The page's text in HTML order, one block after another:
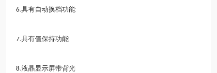
6.具有自动换档功能
7.具有值保持功能
8.液晶显示屏带背光